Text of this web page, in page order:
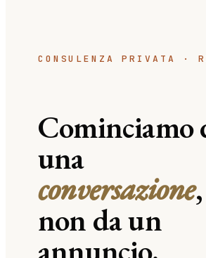
CONSULENZA PRIVATA ·
Cominciamo
una
conversazione,
non da un